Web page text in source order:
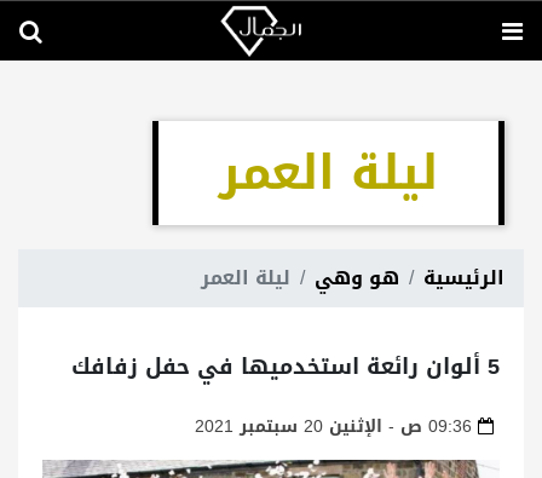
ليلة العمر
الرئيسية هو وهي ليلة العمر
5 ألوان رائعة استخدميها في حفل زفافك